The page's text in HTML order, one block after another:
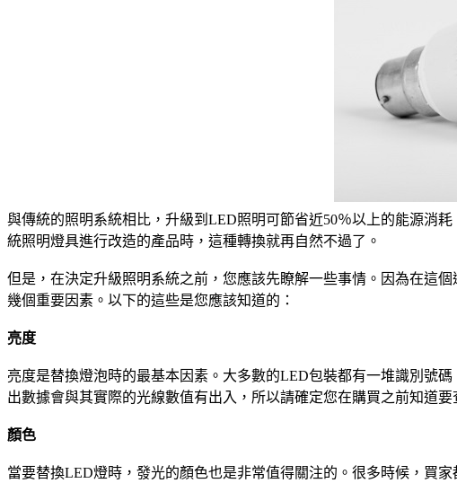
與傳統的照明系統相比，升級到LED照明可節省近50％以上的能源消
統照明燈具進行改造的產品時，這種轉換就再自然不過了。
但是，在決定升級照明系統之前，您應該先瞭解一些事情。因為在這
幾個重要因素。以下的這些是您應該知道的：
亮度
亮度是替換燈泡時的最基本因素。大多數的LED包裝都有一堆識別號
出數據會與其實際的光線數值有出入，所以請確定您在購買之前知道要
顏色
當要替換LED燈時，發光的顏色也是非常值得關注的。很多時候，買